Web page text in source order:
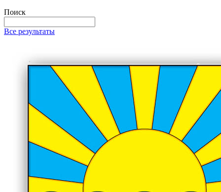
Поиск
Все результаты